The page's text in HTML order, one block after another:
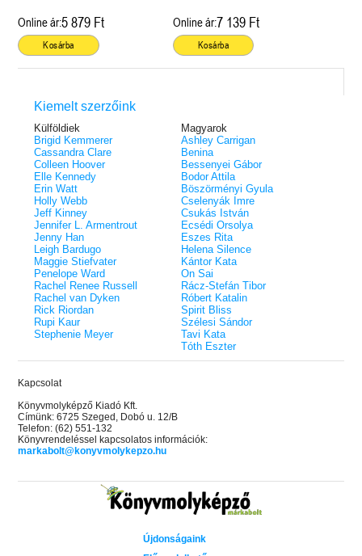
Online ár:5 879 Ft
Kosárba
Online ár:7 139 Ft
Kosárba
Kiemelt szerzőink
Külföldiek
Brigid Kemmerer
Cassandra Clare
Colleen Hoover
Elle Kennedy
Erin Watt
Holly Webb
Jeff Kinney
Jennifer L. Armentrout
Jenny Han
Leigh Bardugo
Maggie Stiefvater
Penelope Ward
Rachel Renee Russell
Rachel van Dyken
Rick Riordan
Rupi Kaur
Stephenie Meyer
Magyarok
Ashley Carrigan
Benina
Bessenyei Gábor
Bodor Attila
Böszörményi Gyula
Cselenyák Imre
Csukás István
Ecsédi Orsolya
Eszes Rita
Helena Silence
Kántor Kata
On Sai
Rácz-Stefán Tibor
Róbert Katalin
Spirit Bliss
Szélesi Sándor
Tavi Kata
Tóth Eszter
Kapcsolat
Könyvmolyképző Kiadó Kft.
Címünk: 6725 Szeged, Dobó u. 12/B
Telefon: (62) 551-132
Könyvrendeléssel kapcsolatos információk:
markabolt@konyvmolykepzo.hu
Újdonságaink